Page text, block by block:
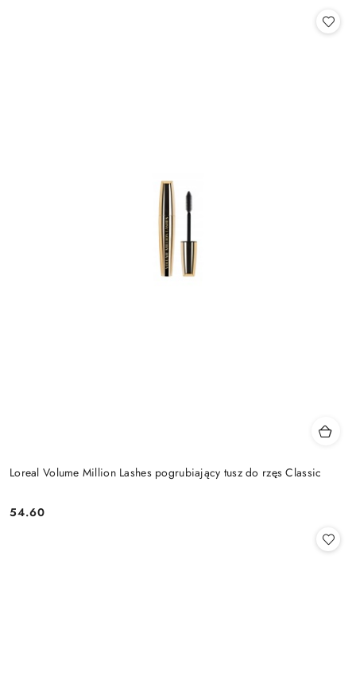
Loreal Volume Million Lashes pogrubiający tusz do rzęs Classic
Cena:
54.60